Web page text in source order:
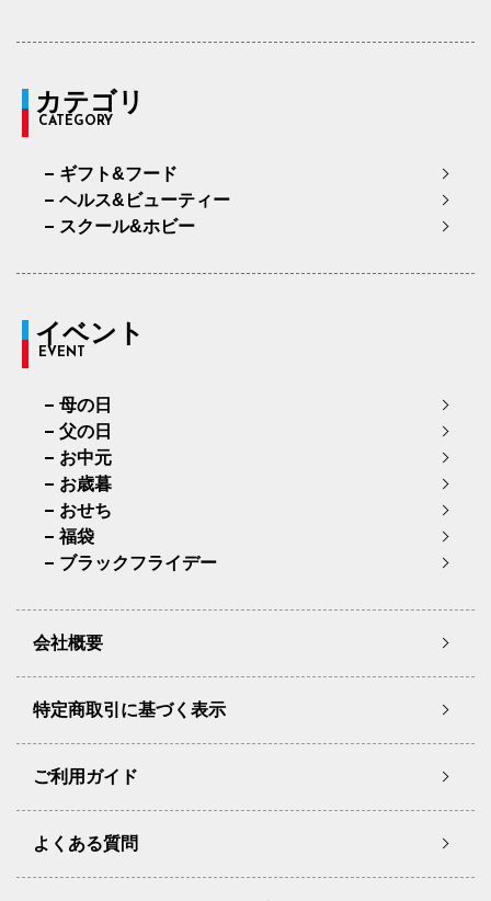
カテゴリ
CATEGORY
ギフト&フード
ヘルス&ビューティー
スクール&ホビー
イベント
EVENT
母の日
父の日
お中元
お歳暮
おせち
福袋
ブラックフライデー
会社概要
特定商取引に基づく表示
ご利用ガイド
よくある質問